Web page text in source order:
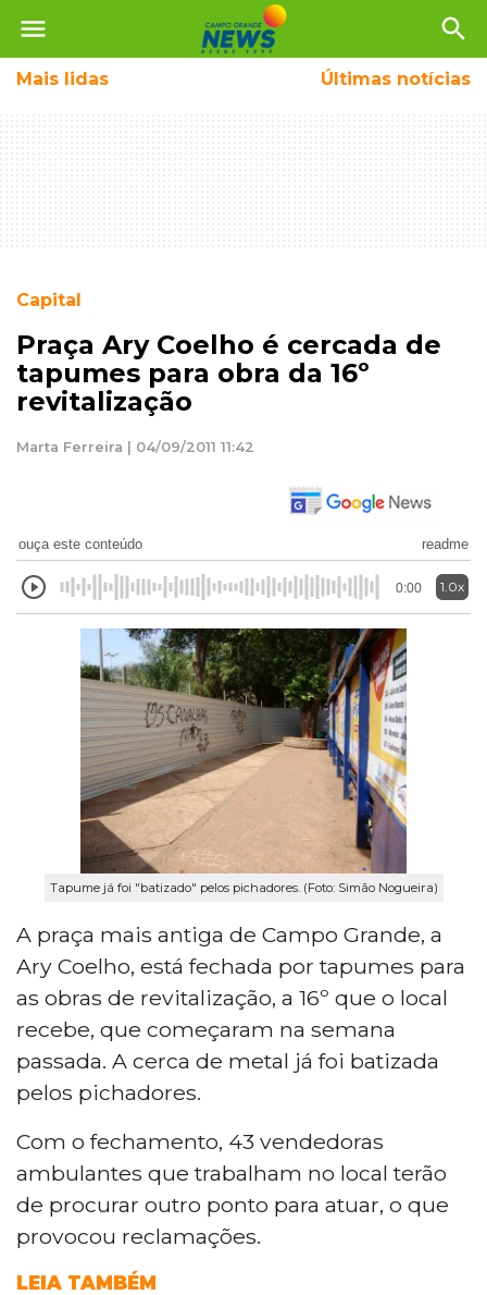
menu search
Mais lidas Últimas notícias
Capital
Praça Ary Coelho é cercada de
tapumes para obra da 16º
revitalização
Marta Ferreira | 04/09/2011 11:42
ouça este conteúdo readme
0:00 1.0x
Tapume já foi "batizado" pelos pichadores. (Foto: Simão Nogueira)
A praça mais antiga de Campo Grande, a
Ary Coelho, está fechada por tapumes para
as obras de revitalização, a 16º que o local
recebe, que começaram na semana
passada. A cerca de metal já foi batizada
pelos pichadores.
Com o fechamento, 43 vendedoras
ambulantes que trabalham no local terão
de procurar outro ponto para atuar, o que
provocou reclamações.
LEIA TAMBÉM